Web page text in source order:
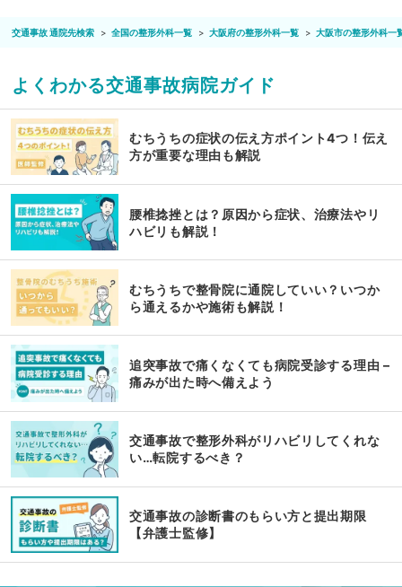
交通事故 通院先検索 全国の整形外科一覧 大阪府の整形外科一覧 大阪市の整形外科一
よくわかる交通事故病院ガイド
むちうちの症状の伝え方ポイント4つ！伝え
方が重要な理由も解説
腰椎捻挫とは？原因から症状、治療法やリ
ハビリも解説！
むちうちで整骨院に通院していい？いつか
ら通えるかや施術も解説！
追突事故で痛くなくても病院受診する理由 –
痛みが出た時へ備えよう
交通事故で整形外科がリハビリしてくれな
い…転院するべき？
交通事故の診断書のもらい方と提出期限
【弁護士監修】